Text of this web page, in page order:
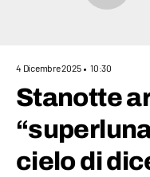
4 Dicembre 2025 10:30
Stanotte
cielo di